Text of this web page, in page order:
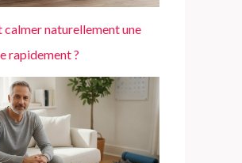
calmer naturellement une
rapidement ?